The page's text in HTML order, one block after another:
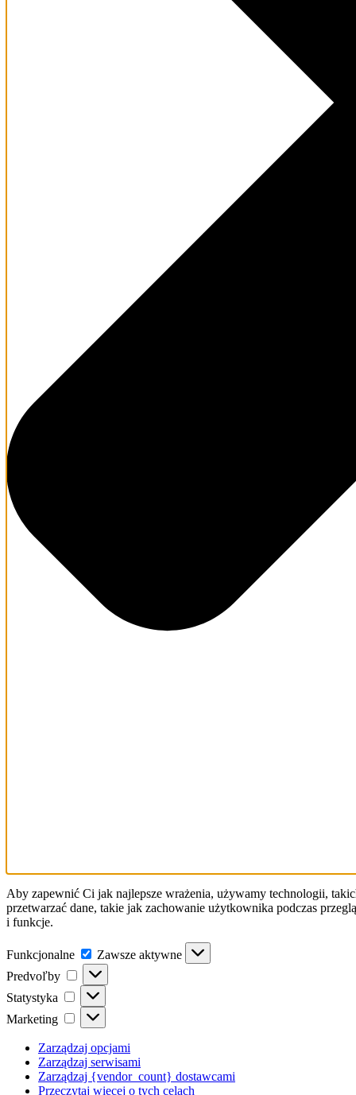
Aby zapewnić Ci jak najlepsze wrażenia, używamy technologii,
przetwarzać dane, takie jak zachowanie użytkownika podczas
i funkcje.
Funkcjonalne Funkcjonalne
Zawsze aktywne
Predvoľby
Predvoľby
Statystyka Statystyka
Marketing Marketing
Zarządzaj opcjami
Zarządzaj serwisami
Zarządzaj {vendor_count} dostawcami
Przeczytaj więcej o tych celach